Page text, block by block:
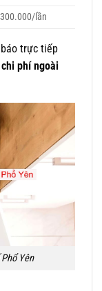
lần
trực tiếp
phí ngoài
Yên